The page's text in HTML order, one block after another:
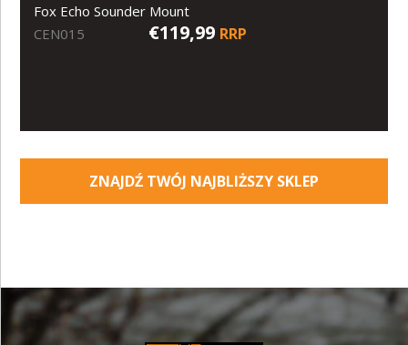
Fox Echo Sounder Mount
CEN015
€119,99 RRP
ZNAJDŹ TWÓJ NAJBLIŻSZY SKLEP